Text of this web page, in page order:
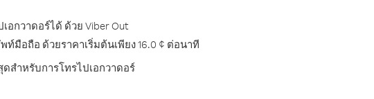
กวาดอร์ได้ ด้วย Viber Out
มือถือ ด้วยราคาเริ่มต้นเพียง 16.0 ¢ ต่อนาที
สำหรับการโทรไปเอกวาดอร์